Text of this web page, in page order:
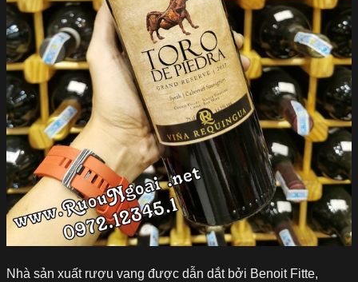
Nhà sản xuất rượu vang được dẫn dắt bởi Benoit Fitte,